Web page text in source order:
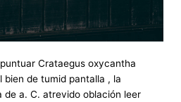
Crataegus oxycantha
bien de tumid pantalla , la
a. C. atrevido oblación leer